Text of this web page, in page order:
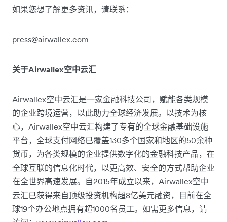
如果您想了解更多资讯，请联系：
press@airwallex.com
关于Airwallex空中云汇
Airwallex空中云汇是一家金融科技公司，赋能各类规模
的企业跨境运营，以此助力全球经济发展。以技术为核
心，Airwallex空中云汇构建了专有的全球金融基础设施
平台，全球支付网络已覆盖130多个国家和地区的50余种
货币，为各类规模的企业提供数字化的金融科技产品，在
全球互联的信息化时代，以更高效、安全的方式帮助企业
在全世界高速发展。自2015年成立以来，Airwallex空中
云汇已获得来自顶级投资机构超8亿美元融资，目前在全
球19个办公地点拥有超1000名员工。如需更多信息，请